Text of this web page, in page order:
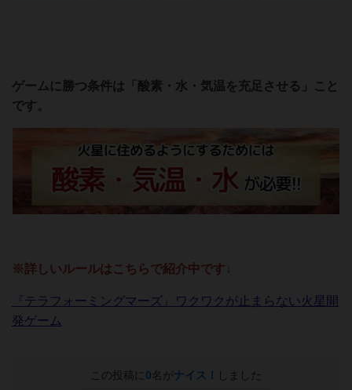
ゲームに勝つ条件は「酸素・水・気温を充足させる」こと
です。
※詳しいルールはこちらで紹介中です↓
『テラフォーミングマーズ』ワクワクが止まらない火星開
発ゲーム
この投稿に 0名がナイス！ しました